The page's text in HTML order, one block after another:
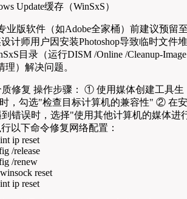
Update缓存（WinSxS）
业版软件（如Adobe全家桶）前建议预留
计师用户因安装Photoshop导致临时文件堆
目录（运行DISM /Online /Cleanup-Image
理）解决问题。
质修复 操作步骤： ① 使用媒体创建工具生
，勾选"检查目标计算机的兼容性" ② 在安
错误时，选择"使用其他计算机的媒体进
以下命令修复网络配置：
ip reset
/release
/renew
reset
ip reset